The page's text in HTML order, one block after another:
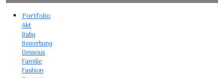
Portfolio
Akt
Baby
Bewerbung
Dessous
Familie
Fashion